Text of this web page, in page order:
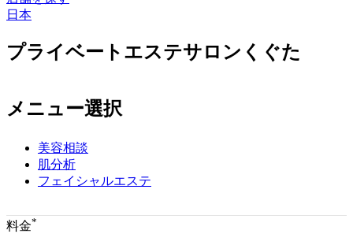
日本
コ
ン
ツ
プライベートエステサロンくぐた
メニュー選択
美容相談
肌分析
フェイシャルエステ
料金*